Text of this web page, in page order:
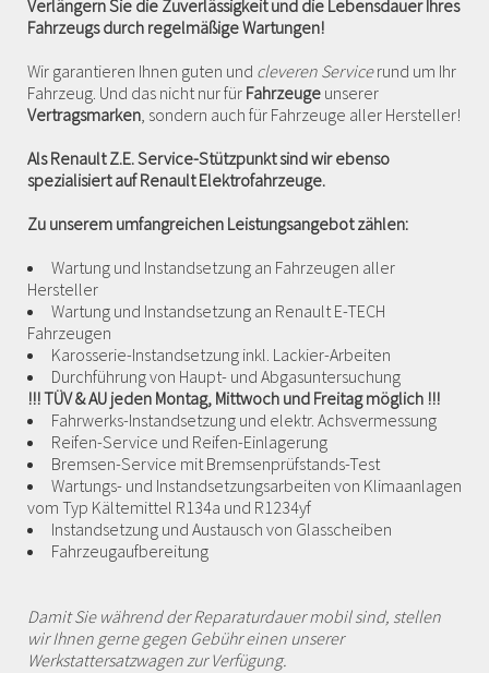
Verlängern Sie die Zuverlässigkeit und die Lebensdauer Ihres
Fahrzeugs durch regelmäßige Wartungen!
Wir garantieren Ihnen guten und cleveren Servicerund um Ihr
Fahrzeug. Und das nicht nur für Fahrzeuge unserer
Vertragsmarken, sondern auch für Fahrzeuge aller Hersteller!
Als Renault Z.E. Service-Stützpunkt sind wir ebenso
spezialisiert auf Renault Elektrofahrzeuge.
Zu unserem umfangreichen Leistungsangebot zählen:
Wartung und Instandsetzung an Fahrzeugen aller
Hersteller
Wartung und Instandsetzung an Renault E-TECH
Fahrzeugen
Karosserie-Instandsetzung inkl. Lackier-Arbeiten
Durchführung von Haupt- und Abgasuntersuchung
!!! TÜV & AU jeden Montag, Mittwoch und Freitag möglich !!!
Fahrwerks-Instandsetzung und elektr. Achsvermessung
Reifen-Service und Reifen-Einlagerung
Bremsen-Service mit Bremsenprüfstands-Test
Wartungs- und Instandsetzungsarbeiten von Klimaanlagen
vom Typ Kältemittel R134a und R1234yf
Instandsetzung und Austausch von Glasscheiben
Fahrzeugaufbereitung
Damit Sie während der Reparaturdauer mobil sind, stellen
wir Ihnen gerne gegen Gebühr einen unserer
Werkstattersatzwagen zur Verfügung.